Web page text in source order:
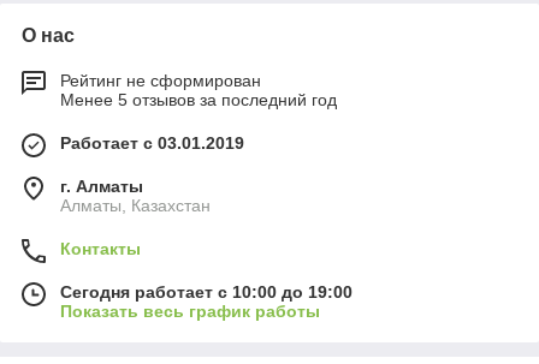
О нас
Рейтинг не сформирован
Менее 5 отзывов за последний год
Работает с 03.01.2019
г. Алматы
Алматы, Казахстан
Контакты
Сегодня работает с 10:00 до 19:00
Показать весь график работы